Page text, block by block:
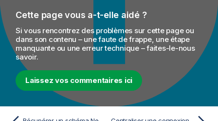
Cette page vous a-t-elle aidé ?
Si vous rencontrez des problèmes sur cette page ou
dans son contenu – une faute de frappe, une étape
manquante ou une erreur technique – faites-le-nous
savoir.
Laissez vos commentaires ici